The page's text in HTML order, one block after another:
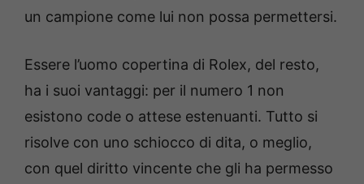
un campione come lui non possa permettersi.
Essere l’uomo copertina di Rolex, del resto,
ha i suoi vantaggi: per il numero 1 non
esistono code o attese estenuanti. Tutto si
risolve con uno schiocco di dita, o meglio,
con quel diritto vincente che gli ha permesso